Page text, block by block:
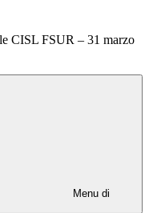
CISL FSUR – 31 marzo
Menu di